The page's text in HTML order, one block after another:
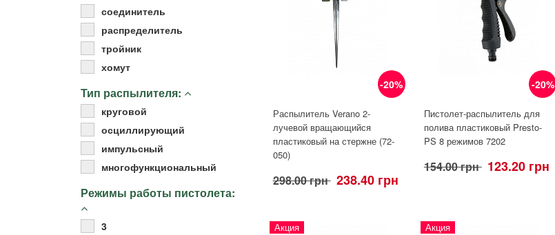
Товары для дома
соединитель
распределитель
тройник
хомут
Тип распылителя:
круговой
осциллирующий
импульсный
многофункциональный
Режимы работы пистолета:
3
-20%
Распылитель Verano 2-
лучевой вращающийся
пластиковый на стержне (72-
050)
298.00 грн 238.40 грн
-20%
Пистолет-распылитель для
полива пластиковый Presto-
PS 8 режимов 7202
154.00 грн 123.20 грн
Акция Акция